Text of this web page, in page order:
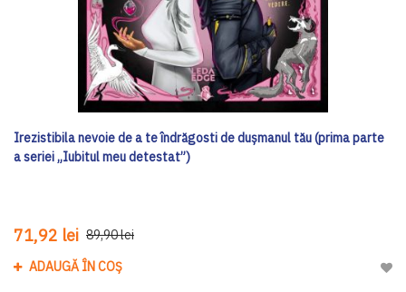
Irezistibila nevoie de a te îndrăgosti de dușmanul tău (prima parte
a seriei „Iubitul meu detestat”)
71,92 lei 89,90 lei
ADAUGĂ ÎN COȘ